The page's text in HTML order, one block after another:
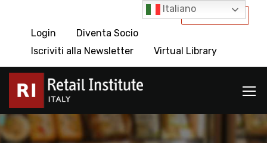
International
Login
Diventa Socio
Iscriviti alla Newsletter
Virtual Library
Italiano